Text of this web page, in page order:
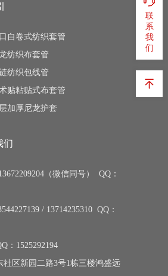
自卷式纺织套管
纺织布套管
纺织包线管
贴粘贴式布套管
加厚尼龙护套
们
（微信同号） QQ：
/ 13714235310 QQ：
：1525292194
区新园二路3号1栋三楼鸿盛远
联
系
我
们